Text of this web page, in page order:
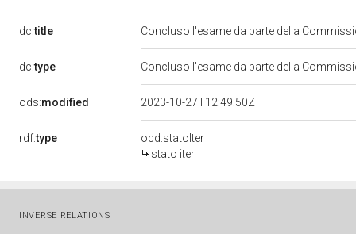
dc:title Concluso l'esame da parte della
dc:type Concluso l'esame da parte della
ods:modified 2023-10-27T12:49:50Z
rdf:type
ocd:statoIter
stato iter
INVERSE RELATIONS